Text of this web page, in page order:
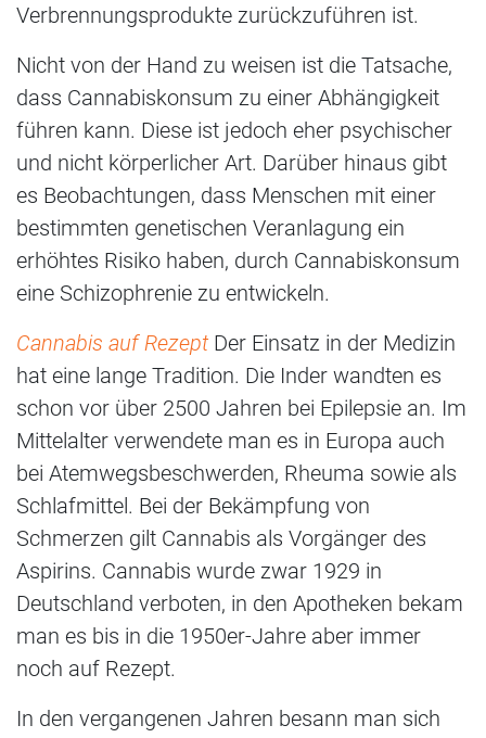
Verbrennungsprodukte zurückzuführen ist.
Nicht von der Hand zu weisen ist die Tatsache,
dass Cannabiskonsum zu einer Abhängigkeit
führen kann. Diese ist jedoch eher psychischer
und nicht körperlicher Art. Darüber hinaus gibt
es Beobachtungen, dass Menschen mit einer
bestimmten genetischen Veranlagung ein
erhöhtes Risiko haben, durch Cannabiskonsum
eine Schizophrenie zu entwickeln.
Cannabis auf Rezept Der Einsatz in der Medizin
hat eine lange Tradition. Die Inder wandten es
schon vor über 2500 Jahren bei Epilepsie an. Im
Mittelalter verwendete man es in Europa auch
bei Atemwegsbeschwerden, Rheuma sowie als
Schlafmittel. Bei der Bekämpfung von
Schmerzen gilt Cannabis als Vorgänger des
Aspirins. Cannabis wurde zwar 1929 in
Deutschland verboten, in den Apotheken bekam
man es bis in die 1950er-Jahre aber immer
noch auf Rezept.
In den vergangenen Jahren besann man sich